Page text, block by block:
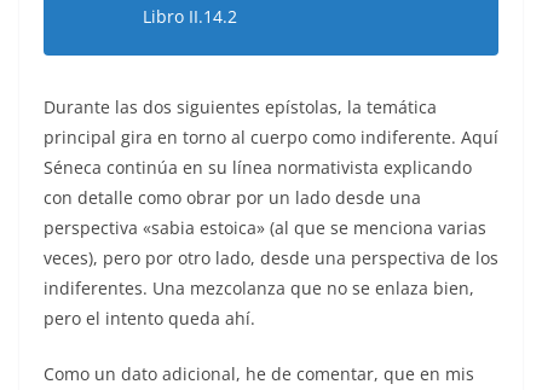
Libro II.14.2
Durante las dos siguientes epístolas, la temática
principal gira en torno al cuerpo como indiferente. Aquí
Séneca continúa en su línea normativista explicando
con detalle como obrar por un lado desde una
perspectiva «sabia estoica» (al que se menciona varias
veces), pero por otro lado, desde una perspectiva de los
indiferentes. Una mezcolanza que no se enlaza bien,
pero el intento queda ahí.
Como un dato adicional, he de comentar, que en mis